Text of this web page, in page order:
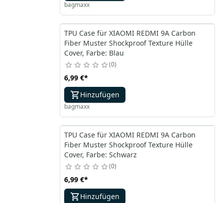
bagmaxx
TPU Case für XIAOMI REDMI 9A Carbon
Fiber Muster Shockproof Texture Hülle
Cover, Farbe: Blau
0
6,99 €*
Hinzufügen
bagmaxx
TPU Case für XIAOMI REDMI 9A Carbon
Fiber Muster Shockproof Texture Hülle
Cover, Farbe: Schwarz
0
6,99 €*
Hinzufügen